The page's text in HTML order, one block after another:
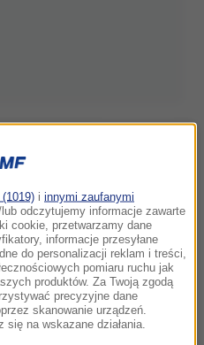
i innymi zaufanymi
odczytujemy informacje zawarte
cookie, przetwarzamy dane
informacje przesyłane
do personalizacji reklam i treści,
pomiaru ruchu jak
produktów. Za Twoją zgodą
precyzyjne dane
skanowanie urządzeń.
na wskazane działania.